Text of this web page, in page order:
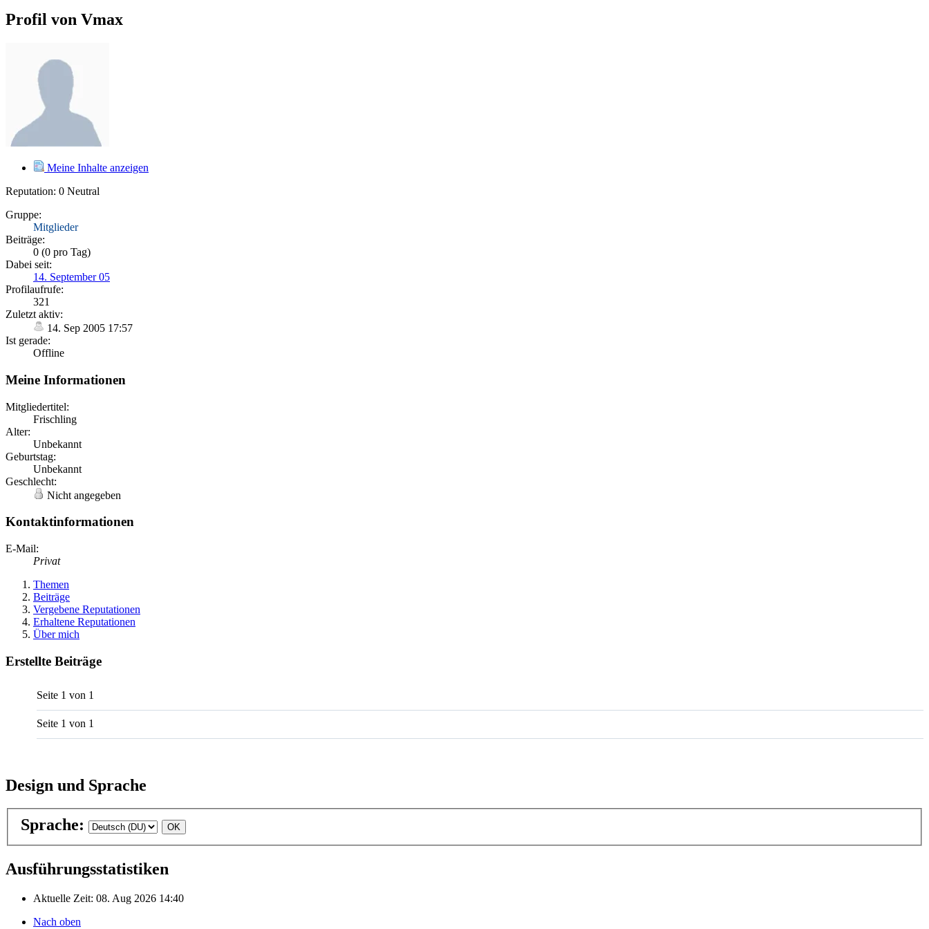
Profil von Vmax
Meine Inhalte anzeigen
Reputation: 0 Neutral
Gruppe:
Mitglieder
Beiträge:
0 (0 pro Tag)
Dabei seit:
14. September 05
Profilaufrufe:
321
Zuletzt aktiv:
14. Sep 2005 17:57
Ist gerade:
Offline
Meine Informationen
Mitgliedertitel:
Frischling
Alter:
Unbekannt
Geburtstag:
Unbekannt
Geschlecht:
Nicht angegeben
Kontaktinformationen
E-Mail:
Privat
Themen
Beiträge
Vergebene Reputationen
Erhaltene Reputationen
Über mich
Erstellte Beiträge
Seite 1 von 1
Seite 1 von 1
Design und Sprache
Sprache:
Ausführungsstatistiken
Aktuelle Zeit: 08. Aug 2026 14:40
Nach oben